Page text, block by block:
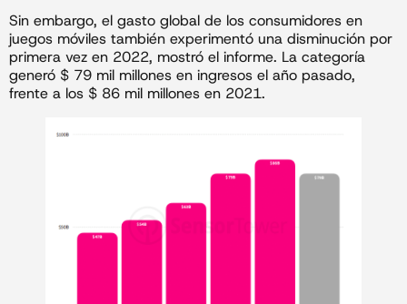
Sin embargo, el gasto global de los consumidores en
juegos móviles también experimentó una disminución por
primera vez en 2022, mostró el informe. La categoría
generó $ 79 mil millones en ingresos el año pasado,
frente a los $ 86 mil millones en 2021.